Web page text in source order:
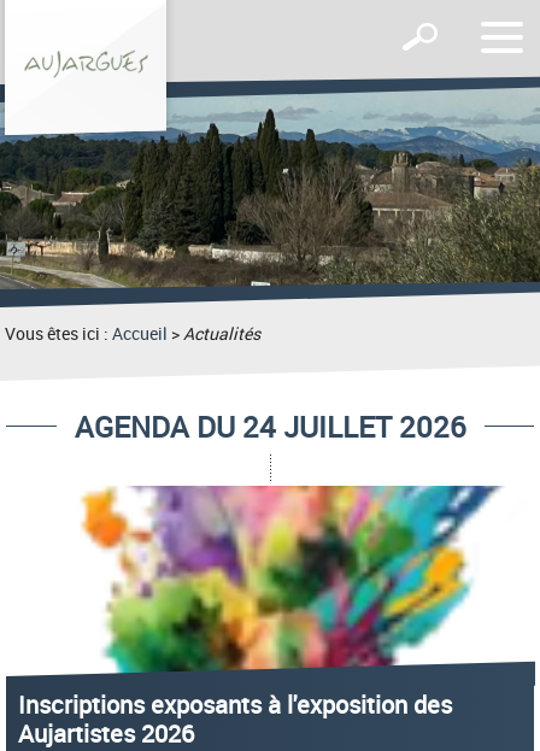
le
Afficher
formulaire
de
recherche
Vous êtes ici :Accueil >Actualités
AGENDA DU 24 JUILLET 2026
Inscriptions exposants à l'exposition des
Aujartistes 2026